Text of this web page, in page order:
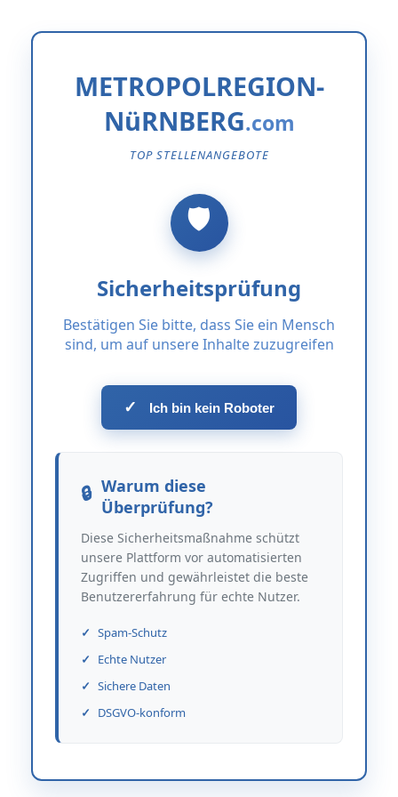
METROPOLREGION-
NüRNBERG
TOP STELLENANGEBOTE
Sicherheitsprüfung
Bestätigen Sie bitte, dass Sie ein Mensch
sind, um auf unsere Inhalte zuzugreifen
✓ Ich bin kein Roboter
Warum diese
Überprüfung?
Diese Sicherheitsmaßnahme schützt
unsere Plattform vor automatisierten
Zugriffen und gewährleistet die beste
Benutzererfahrung für echte Nutzer.
Spam-Schutz
Echte Nutzer
Sichere Daten
DSGVO-konform